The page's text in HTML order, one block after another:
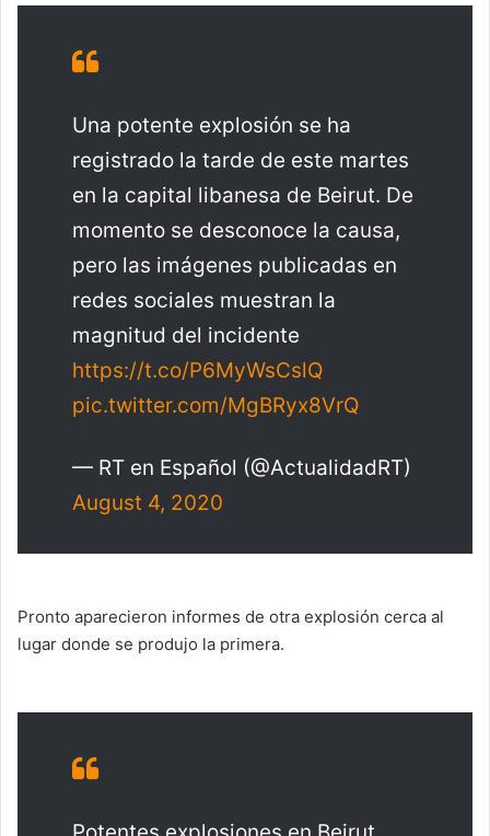
Una potente explosión se ha
registrado la tarde de este martes
en la capital libanesa de Beirut. De
momento se desconoce la causa,
pero las imágenes publicadas en
redes sociales muestran la
magnitud del incidente
https://t.co/P6MyWsCslQ
pic.twitter.com/MgBRyx8VrQ
— RT en Español (@ActualidadRT)
August 4, 2020
Pronto aparecieron informes de otra explosión cerca al
lugar donde se produjo la primera.